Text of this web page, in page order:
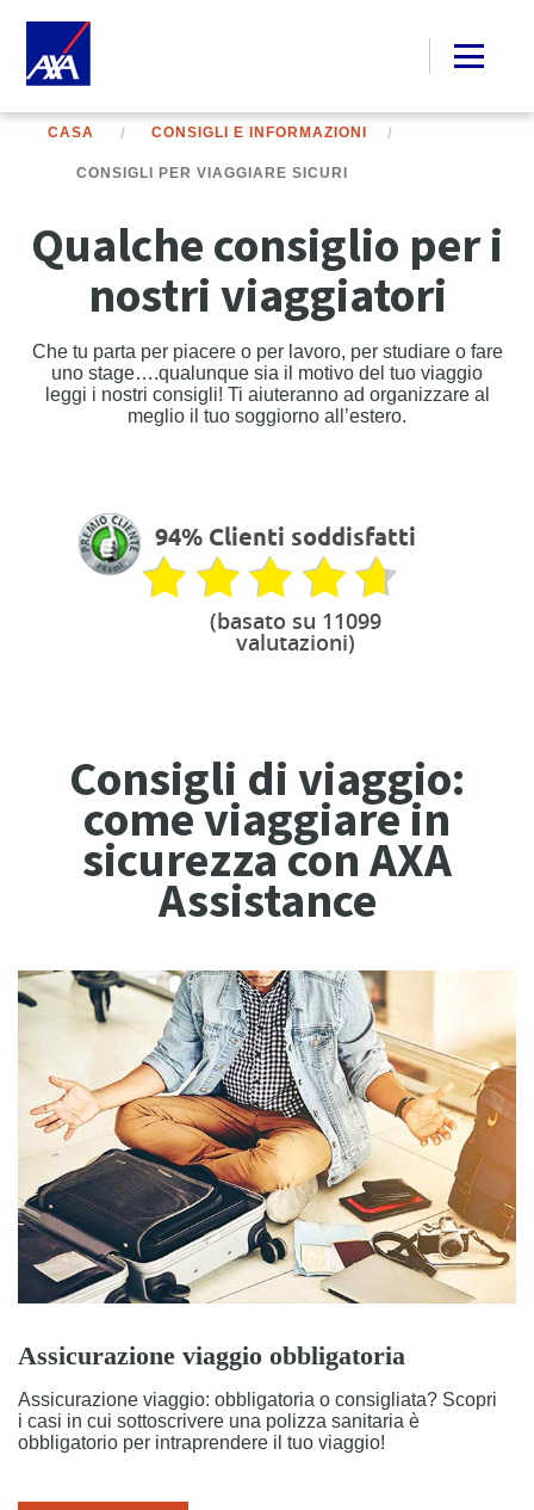
CASA CONSIGLI E INFORMAZIONI
CONSIGLI PER VIAGGIARE SICURI
Qualche consiglio per i
nostri viaggiatori
Che tu parta per piacere o per lavoro, per studiare o fare
uno stage….qualunque sia il motivo del tuo viaggio
leggi i nostri consigli! Ti aiuteranno ad organizzare al
meglio il tuo soggiorno all’estero.
94% Clienti soddisfatti
(basato su 11099
valutazioni)
Consigli di viaggio:
come viaggiare in
sicurezza con AXA
Assistance
Assicurazione viaggio obbligatoria
Assicurazione viaggio: obbligatoria o consigliata? Scopri
i casi in cui sottoscrivere una polizza sanitaria è
obbligatorio per intraprendere il tuo viaggio!